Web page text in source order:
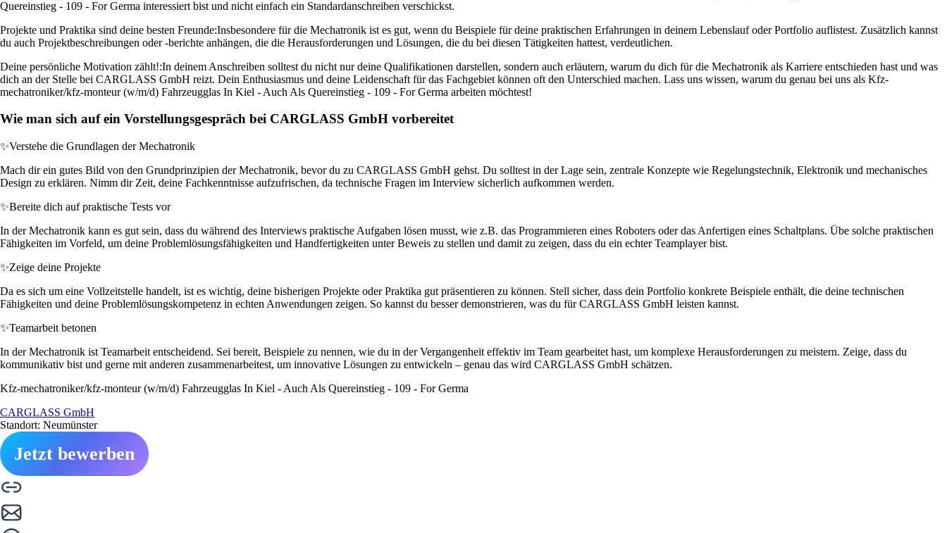
Quereinstieg - 109 - For Germa interessiert bist und nicht einfach ein Standardanschreiben verschickst.
Projekte und Praktika sind deine besten Freunde:Insbesondere für die Mechatronik ist es gut, wenn du Beispiele für deine praktischen Erfahrungen in deinem Lebenslauf oder Portfolio auflistest. Zusätzlich kannst
du auch Projektbeschreibungen oder -berichte anhängen, die die Herausforderungen und Lösungen, die du bei diesen Tätigkeiten hattest, verdeutlichen.
Deine persönliche Motivation zählt!:In deinem Anschreiben solltest du nicht nur deine Qualifikationen darstellen, sondern auch erläutern, warum du dich für die Mechatronik als Karriere entschieden hast und was
dich an der Stelle bei CARGLASS GmbH reizt. Dein Enthusiasmus und deine Leidenschaft für das Fachgebiet können oft den Unterschied machen. Lass uns wissen, warum du genau bei uns als Kfz-
mechatroniker/kfz-monteur (w/m/d) Fahrzeugglas In Kiel - Auch Als Quereinstieg - 109 - For Germa arbeiten möchtest!
Wie man sich auf ein Vorstellungsgespräch bei CARGLASS GmbH vorbereitet
✨Verstehe die Grundlagen der Mechatronik
Mach dir ein gutes Bild von den Grundprinzipien der Mechatronik, bevor du zu CARGLASS GmbH gehst. Du solltest in der Lage sein, zentrale Konzepte wie Regelungstechnik, Elektronik und mechanisches
Design zu erklären. Nimm dir Zeit, deine Fachkenntnisse aufzufrischen, da technische Fragen im Interview sicherlich aufkommen werden.
✨Bereite dich auf praktische Tests vor
In der Mechatronik kann es gut sein, dass du während des Interviews praktische Aufgaben lösen musst, wie z.B. das Programmieren eines Roboters oder das Anfertigen eines Schaltplans. Übe solche praktischen
Fähigkeiten im Vorfeld, um deine Problemlösungsfähigkeiten und Handfertigkeiten unter Beweis zu stellen und damit zu zeigen, dass du ein echter Teamplayer bist.
✨Zeige deine Projekte
Da es sich um eine Vollzeitstelle handelt, ist es wichtig, deine bisherigen Projekte oder Praktika gut präsentieren zu können. Stell sicher, dass dein Portfolio konkrete Beispiele enthält, die deine technischen
Fähigkeiten und deine Problemlösungskompetenz in echten Anwendungen zeigen. So kannst du besser demonstrieren, was du für CARGLASS GmbH leisten kannst.
✨Teamarbeit betonen
In der Mechatronik ist Teamarbeit entscheidend. Sei bereit, Beispiele zu nennen, wie du in der Vergangenheit effektiv im Team gearbeitet hast, um komplexe Herausforderungen zu meistern. Zeige, dass du
kommunikativ bist und gerne mit anderen zusammenarbeitest, um innovative Lösungen zu entwickeln – genau das wird CARGLASS GmbH schätzen.
Kfz-mechatroniker/kfz-monteur (w/m/d) Fahrzeugglas In Kiel - Auch Als Quereinstieg - 109 - For Germa
CARGLASS GmbH
Standort: Neumünster
Jetzt bewerben